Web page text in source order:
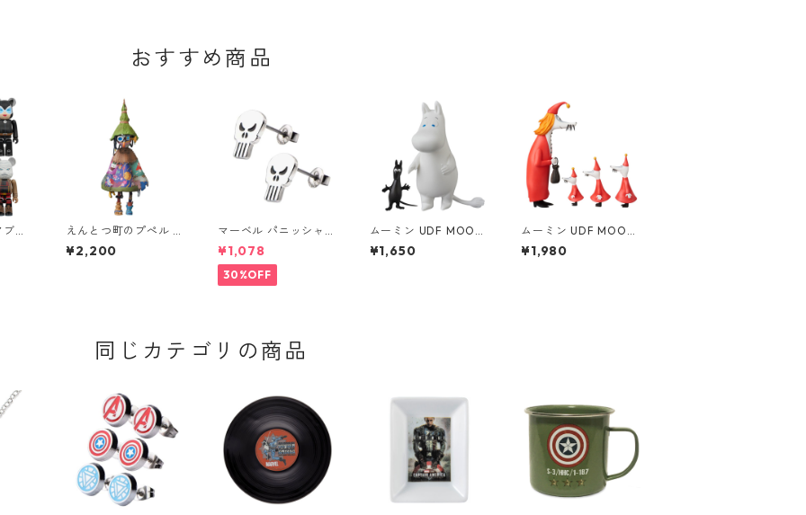
おすすめ商品
リ
えんとつ町のプぺル U
DF プペル（第2形態）
フィギュア
¥2,200
マーベル パニッシャー
ロゴスタッドピアス シ
ルバー MARVEL
¥1,078
30%OFF
ムーミン UDF MOOMI
N ムーミントロール&
ソフス フィギュア
¥1,650
ムーミン UDF MOOMI
N フィリフヨンカ&子
供3人セット フィギュ
¥1,980
同じカテゴリの商品